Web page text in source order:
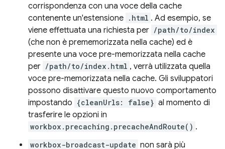
corrispondenza con una voce della cache
contenente un'estensione .html . Ad esempio, se
viene effettuata una richiesta per /path/to/index
(che non è prememorizzata nella cache) ed è
presente una voce pre-memorizzata nella cache
per /path/to/index.html , verrà utilizzata quella
voce pre-memorizzata nella cache. Gli sviluppatori
possono disattivare questo nuovo comportamento
impostando {cleanUrls: false} al momento di
trasferire le opzioni in
workbox.precaching.precacheAndRoute() .
workbox-broadcast-update non sarà più